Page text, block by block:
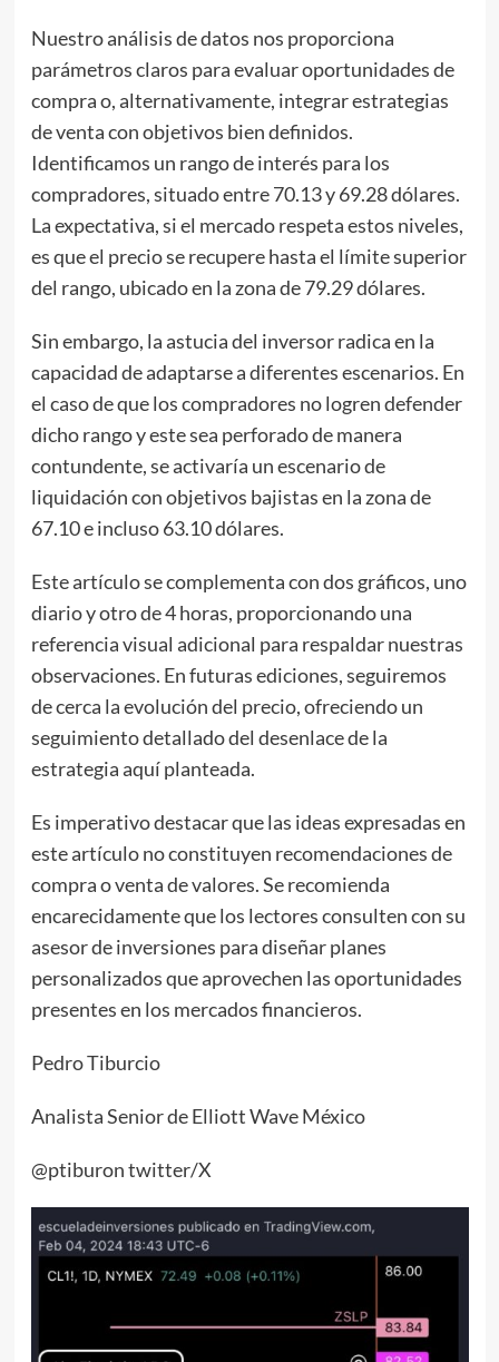
Nuestro análisis de datos nos proporciona
parámetros claros para evaluar oportunidades de
compra o, alternativamente, integrar estrategias
de venta con objetivos bien definidos.
Identificamos un rango de interés para los
compradores, situado entre 70.13 y 69.28 dólares.
La expectativa, si el mercado respeta estos niveles,
es que el precio se recupere hasta el límite superior
del rango, ubicado en la zona de 79.29 dólares.
Sin embargo, la astucia del inversor radica en la
capacidad de adaptarse a diferentes escenarios. En
el caso de que los compradores no logren defender
dicho rango y este sea perforado de manera
contundente, se activaría un escenario de
liquidación con objetivos bajistas en la zona de
67.10 e incluso 63.10 dólares.
Este artículo se complementa con dos gráficos, uno
diario y otro de 4 horas, proporcionando una
referencia visual adicional para respaldar nuestras
observaciones. En futuras ediciones, seguiremos
de cerca la evolución del precio, ofreciendo un
seguimiento detallado del desenlace de la
estrategia aquí planteada.
Es imperativo destacar que las ideas expresadas en
este artículo no constituyen recomendaciones de
compra o venta de valores. Se recomienda
encarecidamente que los lectores consulten con su
asesor de inversiones para diseñar planes
personalizados que aprovechen las oportunidades
presentes en los mercados financieros.
Pedro Tiburcio
Analista Senior de Elliott Wave México
@ptiburon twitter/X